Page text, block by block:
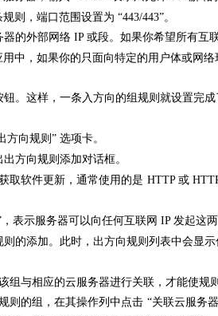
则，端口范围设置为 “443/443”。
器的外部网络 IP 或段。如果你希望所有互
中，如果你的只面向特定的用户体或网
钮。这样，一条入方向的组规则就设置完
方向规则” 选项卡。
方向规则添加对话框。
取软件更新，通常使用的是 HTTP 或
，表示服务器可以向任何互联网 IP 发起这
的添加。此时，出方向规则列表中会显示
组与相应的云服务器进行关联，才能使规
则的组，在其操作列中点击 “关联云服务器